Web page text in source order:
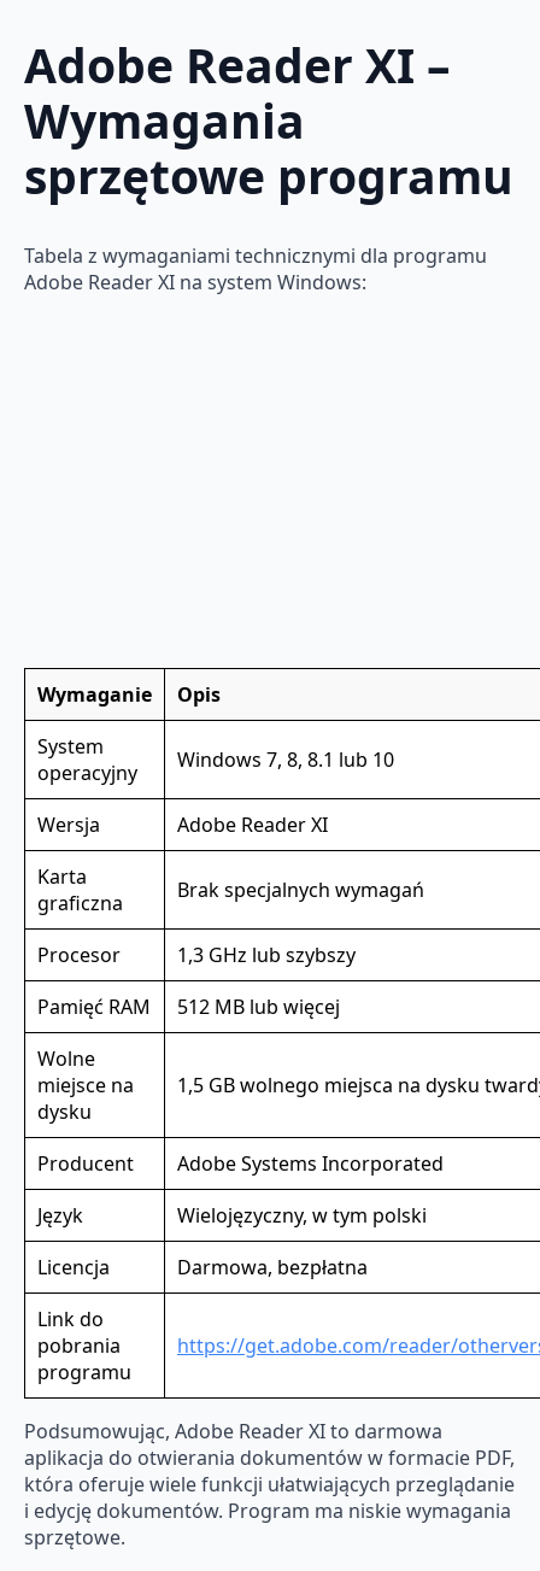
Adobe Reader XI –
Wymagania
sprzętowe programu
Tabela z wymaganiami technicznymi dla programu
Adobe Reader XI na system Windows:
Wymaganie
Opis
System
operacyjny
Windows 7, 8, 8.1 lub 10
Wersja
Adobe Reader XI
Karta
graficzna
Brak specjalnych wymagań
Procesor
1,3 GHz lub szybszy
Pamięć RAM
512 MB lub więcej
Wolne
miejsce na
dysku
1,5 GB wolnego miejsca na dysku
Producent
Adobe Systems Incorporated
Język
Wielojęzyczny, w tym polski
Licencja
Darmowa, bezpłatna
Link do
pobrania
programu
https://get.adobe.com/reader/
Podsumowując, Adobe Reader XI to darmowa
aplikacja do otwierania dokumentów w formacie PDF,
która oferuje wiele funkcji ułatwiających przeglądanie
i edycję dokumentów. Program ma niskie wymagania
sprzętowe.